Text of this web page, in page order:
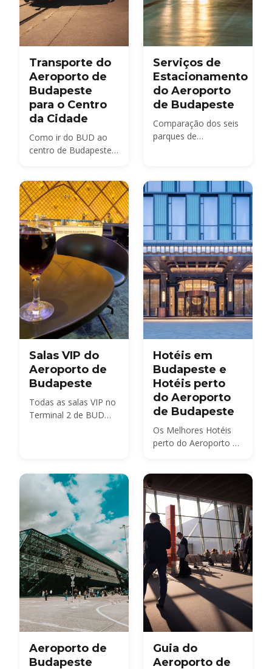
Transporte do
Aeroporto de
Budapeste
para o Centro
da Cidade
Como ir do BUD ao
centro de Budapeste
transfer comparadas,
com preços e tempos.
Serviços de
Estacionamento
do Aeroporto
de Budapeste
Comparação dos seis
parques de
Break, Terminal,
recolha de
passageiros — com
preços 2026,
distâncias de
caminhada e a opção
mais barata para cada
duração de estadia.
Salas VIP do
Aeroporto de
Budapeste
Todas as salas VIP no
Terminal 2 de BUD
salas Mastercard e
Tungsram e o serviço
bud:vip — com preços
de acesso walk-in em
2026, horários de
funcionamento e
acesso Priority Pass.
Hotéis em
Budapeste e
Hotéis perto
do Aeroporto
de Budapeste
Os Melhores Hotéis
perto do Aeroporto de
Aeroporto de
Budapeste
Guia do
Aeroporto de